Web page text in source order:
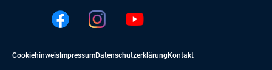
Cookiehinweis ImpressumDatenschutzerklärung Kontakt